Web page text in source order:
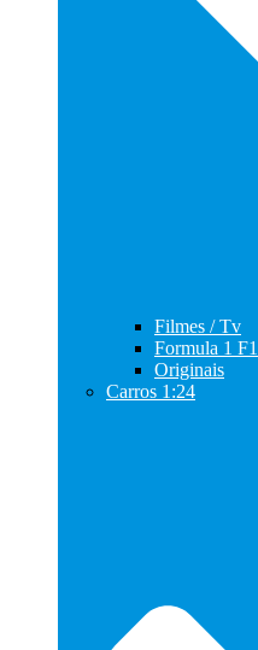
Filmes / Tv
Formula 1 F1
Originais
Carros 1:24